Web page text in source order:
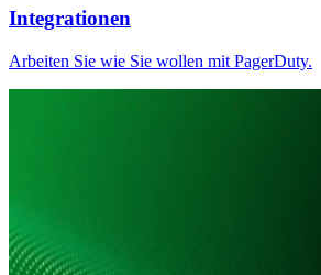
Integrationen
Arbeiten Sie wie Sie wollen mit PagerDuty.